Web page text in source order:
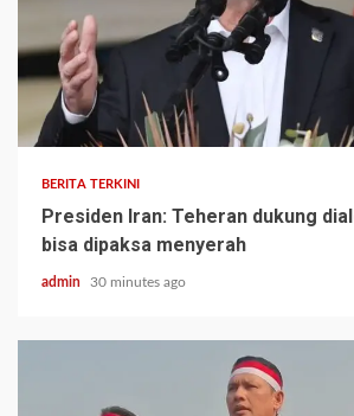
BERITA TERKINI
Presiden Iran: Teheran dukung
bisa dipaksa menyerah
admin 30 minutes ago